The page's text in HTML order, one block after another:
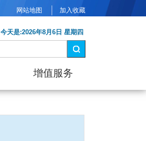
加入收藏
网站地图
今天是:2026年8月6日 星期四
增值服务